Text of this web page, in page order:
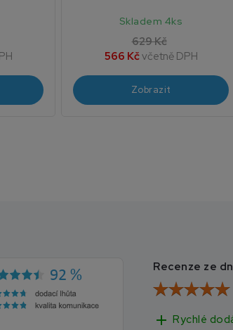
Skladem 4ks
629 Kč
566 Kčvčetně DPH
Zobrazit
Recenze ze
add Rychlé